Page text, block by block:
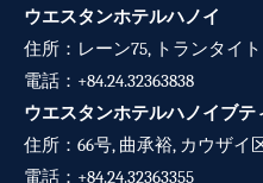
ウエスタンホテルハノイ
住所：レーン75, トランタイ
電話： +84.24.32363838
ウエスタンホテルハノイブテ
住所：66号, 曲承裕, カウザイ
電話： +84.24.32363355